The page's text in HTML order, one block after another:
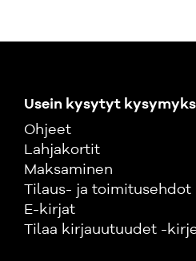
Usein kysytyt
Ohjeet
Lahjakortit
Maksaminen
Tilaus- ja toimitusehdot
E-kirjat
Tilaa kirjauutuudet -